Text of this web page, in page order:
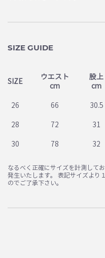
SIZE GUIDE
SIZE
ウエスト
cm
股上
cm
26 66 30.5
28 72 31
30 78 32
なるべく正確にサイズを計測して
発生いたします。 表記サイズより
のでご了承下さい。